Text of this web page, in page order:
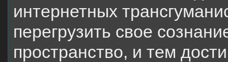
интернетных
перегрузить свое
пространство, и тем